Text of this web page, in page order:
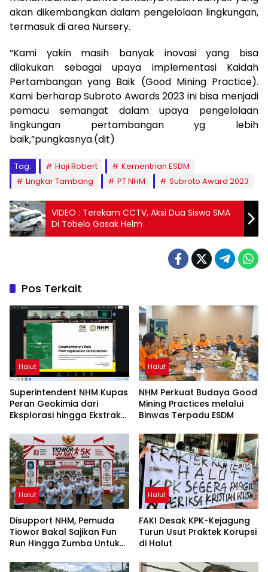
akan dikembangkan dalam pengelolaan lingkungan,
termasuk di area Nursery.
“Kami yakin masih banyak inovasi yang bisa
dilakukan sebagai upaya implementasi Kaidah
Pertambangan yang Baik (Good Mining Practice).
Kami berharap Subroto Awards 2023 ini bisa menjadi
pemacu semangat dalam upaya pengelolaan
lingkungan pertambangan yg lebih
baik,”pungkasnya.(dit)
Tag: Haji Robert
Kementrian ESDM
Lingkar Tambang
PT NHM Subroto Award 2023
VIDEO : Terekam CCTV, Aksi Dua Siswa SMA
Di Tobelo Gasak Helm
Pos Terkait
Halut
Superintendent NHM Kupas
Peran Geokimia dari
Eksplorasi hingga Ekstraksi
UNG
Halut
NHM Perkuat Budaya Good
Mining Practices melalui
Binwas Terpadu ESDM
Halut
Disupport NHM, Pemuda
Tiowor Bakal Sajikan Fun
Run Hingga Zumba Untuk
Halut
FAKI Desak KPK-Kejagung
Turun Usut Praktek Korupsi
di Halut